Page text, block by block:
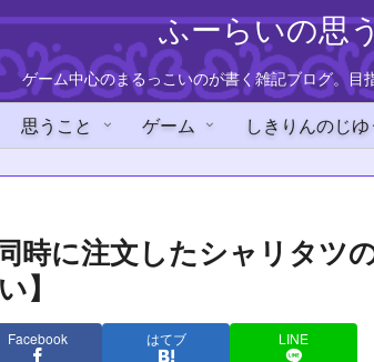
ふーらいの思
ゲーム中心のまるっこいのが書く雑記ブログ。目
思うこと ゲーム しきりんのじゆ
時に注文したシャリタツ
】
Facebook はてブ LINE